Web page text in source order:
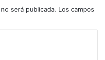
será publicada. Los campos